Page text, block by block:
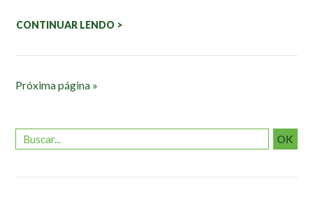
CONTINUAR LENDO >
Próxima página »
OK